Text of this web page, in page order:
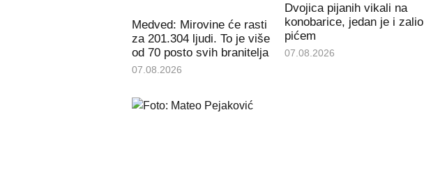
Medved: Mirovine će rasti
za 201.304 ljudi. To je više
od 70 posto svih branitelja
07.08.2026
Dvojica pijanih vikali na
konobarice, jedan je i zalio
pićem
07.08.2026